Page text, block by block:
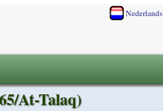
Nederlands
At-Talaq)